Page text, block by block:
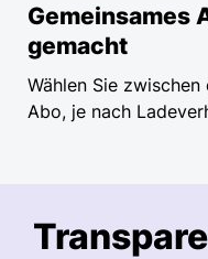
Gemeinsames
gemacht
Wählen Sie
Abo, je nach